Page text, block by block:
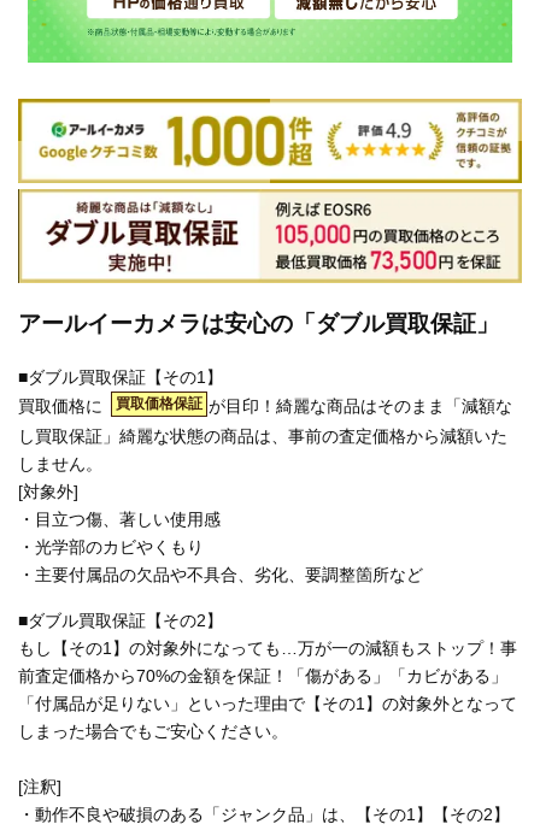
アールイーカメラは安心の「ダブル買取保証」
■ダブル買取保証【その1】
買取価格に
買取価格保証 が目印！綺麗な商品はそのまま「減額な
し買取保証」綺麗な状態の商品は、事前の査定価格から減額いた
しません。
[対象外]
・目立つ傷、著しい使用感
・光学部のカビやくもり
・主要付属品の欠品や不具合、劣化、要調整箇所など
■ダブル買取保証【その2】
もし【その1】の対象外になっても…万が一の減額もストップ！事
前査定価格から70%の金額を保証！「傷がある」「カビがある」
「付属品が足りない」といった理由で【その1】の対象外となって
しまった場合でもご安心ください。
[注釈]
・動作不良や破損のある「ジャンク品」は、【その1】【その2】